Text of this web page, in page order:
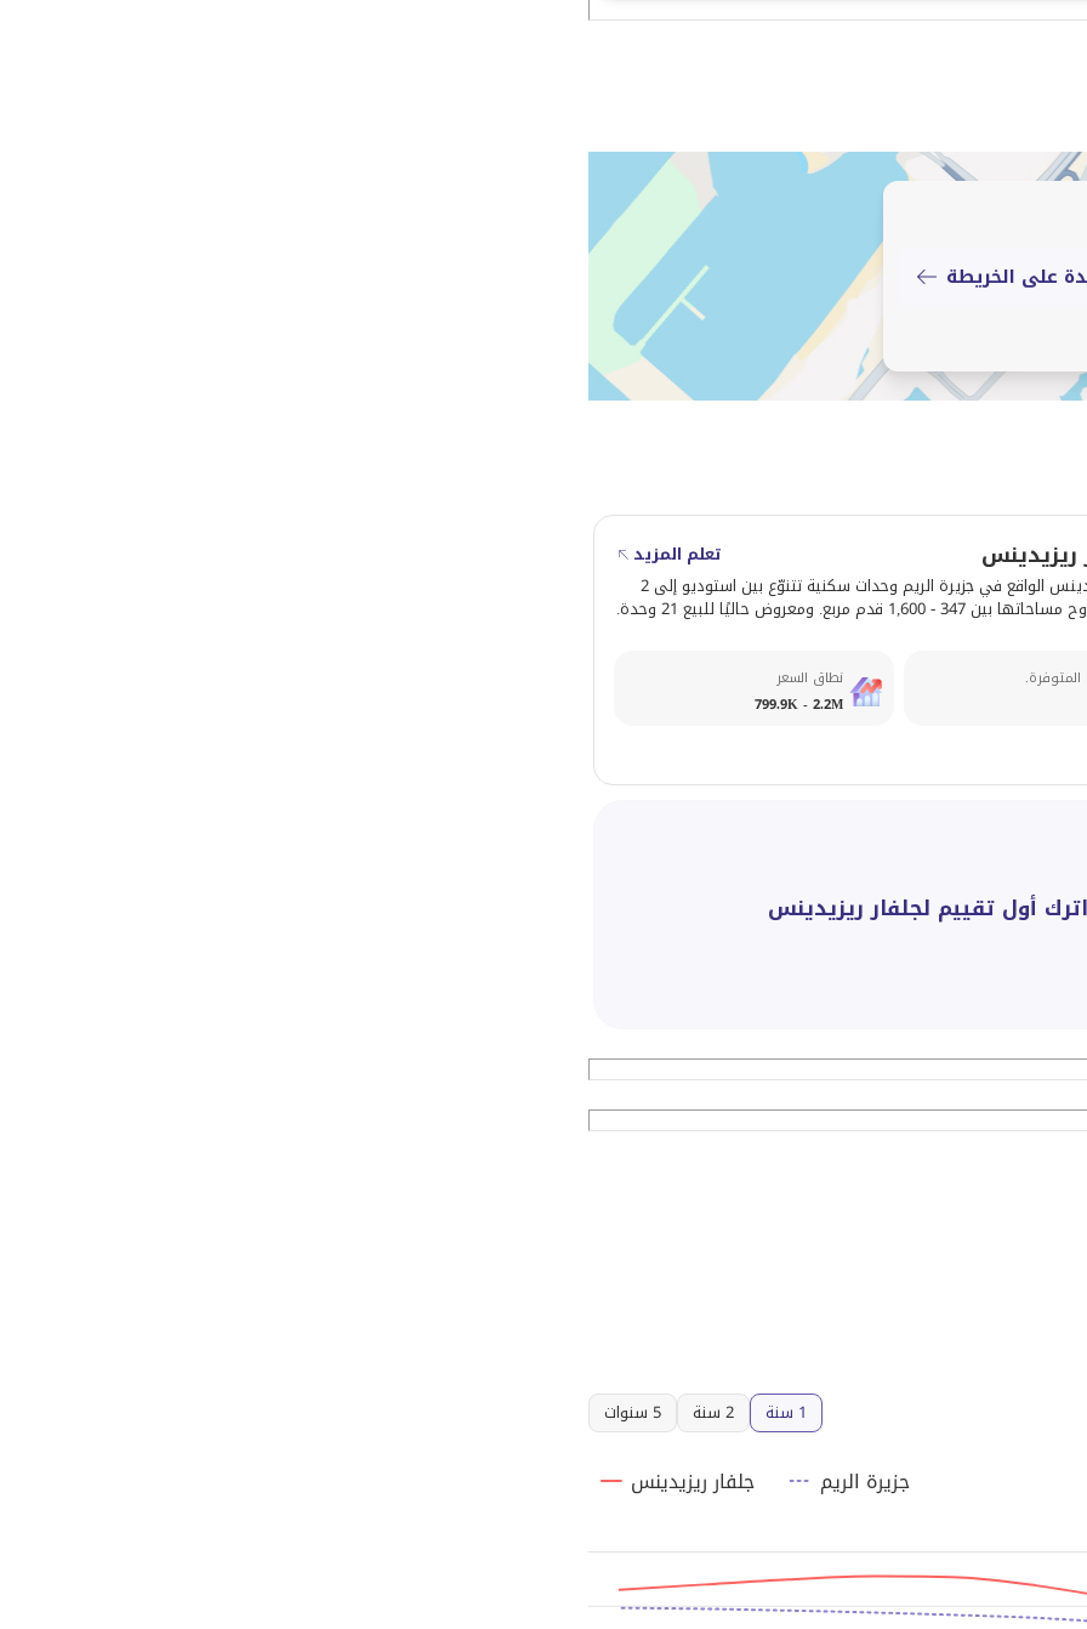
على الخريطة
ريزيدينس
تعلم المزيد
يوفّر جلفار ريزيدينس الواقع في جزيرة الريم وحدات سكنية تتنوّع بين استوديو إلى 2
قدم مربع. ومعروض حاليًا للبيع 21 وحدة.
المتوفرة.
نطاق السعر
799.9K - 2.2M
اترك أول تقييم لجلفار ريزيدينس
1 سنة 2 سنة 5 سنوات
جلفار ريزيدينس جزيرة الريم